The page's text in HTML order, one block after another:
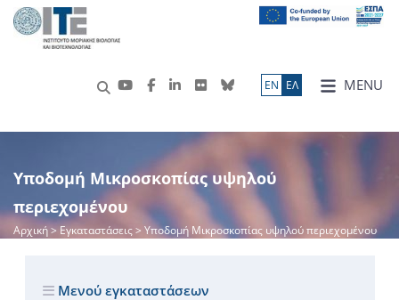
MENU
ΕN ΕΛ
Υποδομή Μικροσκοπίας υψηλού
περιεχομένου
Αρχική> Εγκαταστάσεις > Υποδομή Μικροσκοπίας υψηλού περιεχομένου
Μενού εγκαταστάσεων